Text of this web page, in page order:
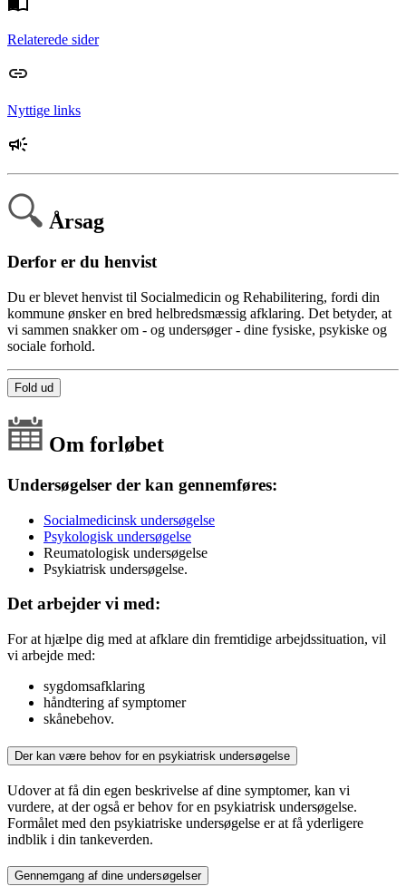
Relaterede sider
Nyttige links
Årsag
Derfor er du henvist
Du er blevet henvist til Socialmedicin og Rehabilitering, fordi din
kommune ønsker en bred helbredsmæssig afklaring. Det betyder, at
vi sammen snakker om - og undersøger - dine fysiske, psykiske og
sociale forhold.
Fold ud
Om forløbet
Undersøgelser der kan gennemføres:
Socialmedicinsk undersøgelse
Psykologisk undersøgelse
Reumatologisk undersøgelse
Psykiatrisk undersøgelse.
Det arbejder vi med:
For at hjælpe dig med at afklare din fremtidige arbejdssituation, vil
vi arbejde med:
sygdomsafklaring
håndtering af symptomer
skånebehov.
Der kan være behov for en psykiatrisk undersøgelse
Udover at få din egen beskrivelse af dine symptomer, kan vi
vurdere, at der også er behov for en psykiatrisk undersøgelse.
Formålet med den psykiatriske undersøgelse er at få yderligere
indblik i din tankeverden.
Gennemgang af dine undersøgelser